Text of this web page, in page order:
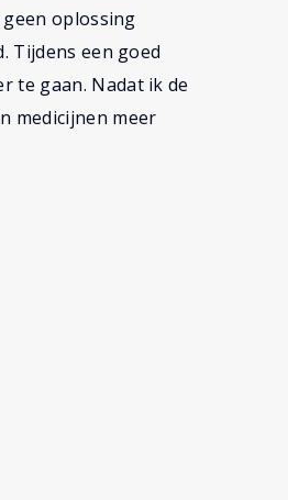
oplossing
Tijdens een goed
te gaan. Nadat ik de
medicijnen meer